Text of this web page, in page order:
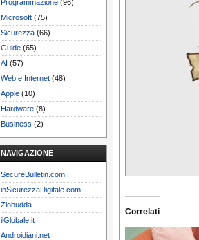
Programmazione (96)
Microsoft (75)
Sicurezza (66)
Guide (65)
AI (57)
Web e Internet (48)
Apple (10)
Hardware (8)
Business (2)
NAVIGAZIONE
SecureBulletin.com
inSicurezzaDigitale.com
Ziobudda
ilGlobale.it
Androidiani.net
Correlati